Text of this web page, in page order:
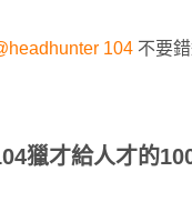
104 不要
獵才給人才的